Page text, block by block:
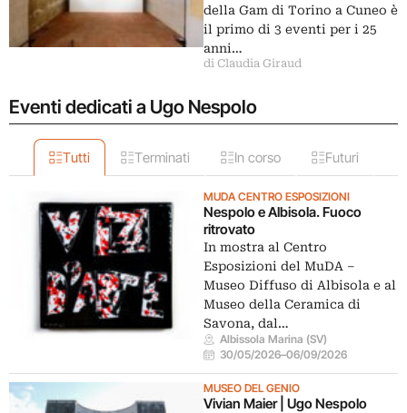
della Gam di Torino a Cuneo è
il primo di 3 eventi per i 25
anni…
di Claudia Giraud
Eventi dedicati a Ugo Nespolo
Tutti Terminati In corso Futuri
MUDA CENTRO ESPOSIZIONI
Nespolo e Albisola. Fuoco
ritrovato
In mostra al Centro
Esposizioni del MuDA –
Museo Diffuso di Albisola e al
Museo della Ceramica di
Savona, dal…
Albissola Marina (SV)
30/05/2026–06/09/2026
MUSEO DEL GENIO
Vivian Maier | Ugo Nespolo